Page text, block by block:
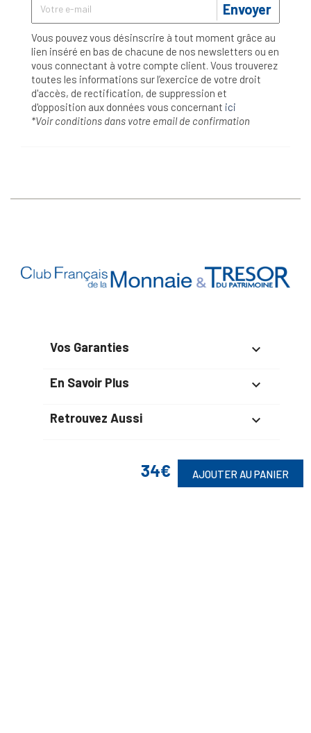
34€ AJOUTER AU PANIER
Envoyer
Vous pouvez vous désinscrire à tout moment grâce au
lien inséré en bas de chacune de nos newsletters ou en
vous connectant à votre compte client. Vous trouverez
toutes les informations sur l’exercice de votre droit
d'accès, de rectification, de suppression et
d'opposition aux données vous concernant ici
*Voir conditions dans votre email de confirmation
Vos Garanties 
En Savoir Plus 
Retrouvez Aussi 
Suivez-Nous